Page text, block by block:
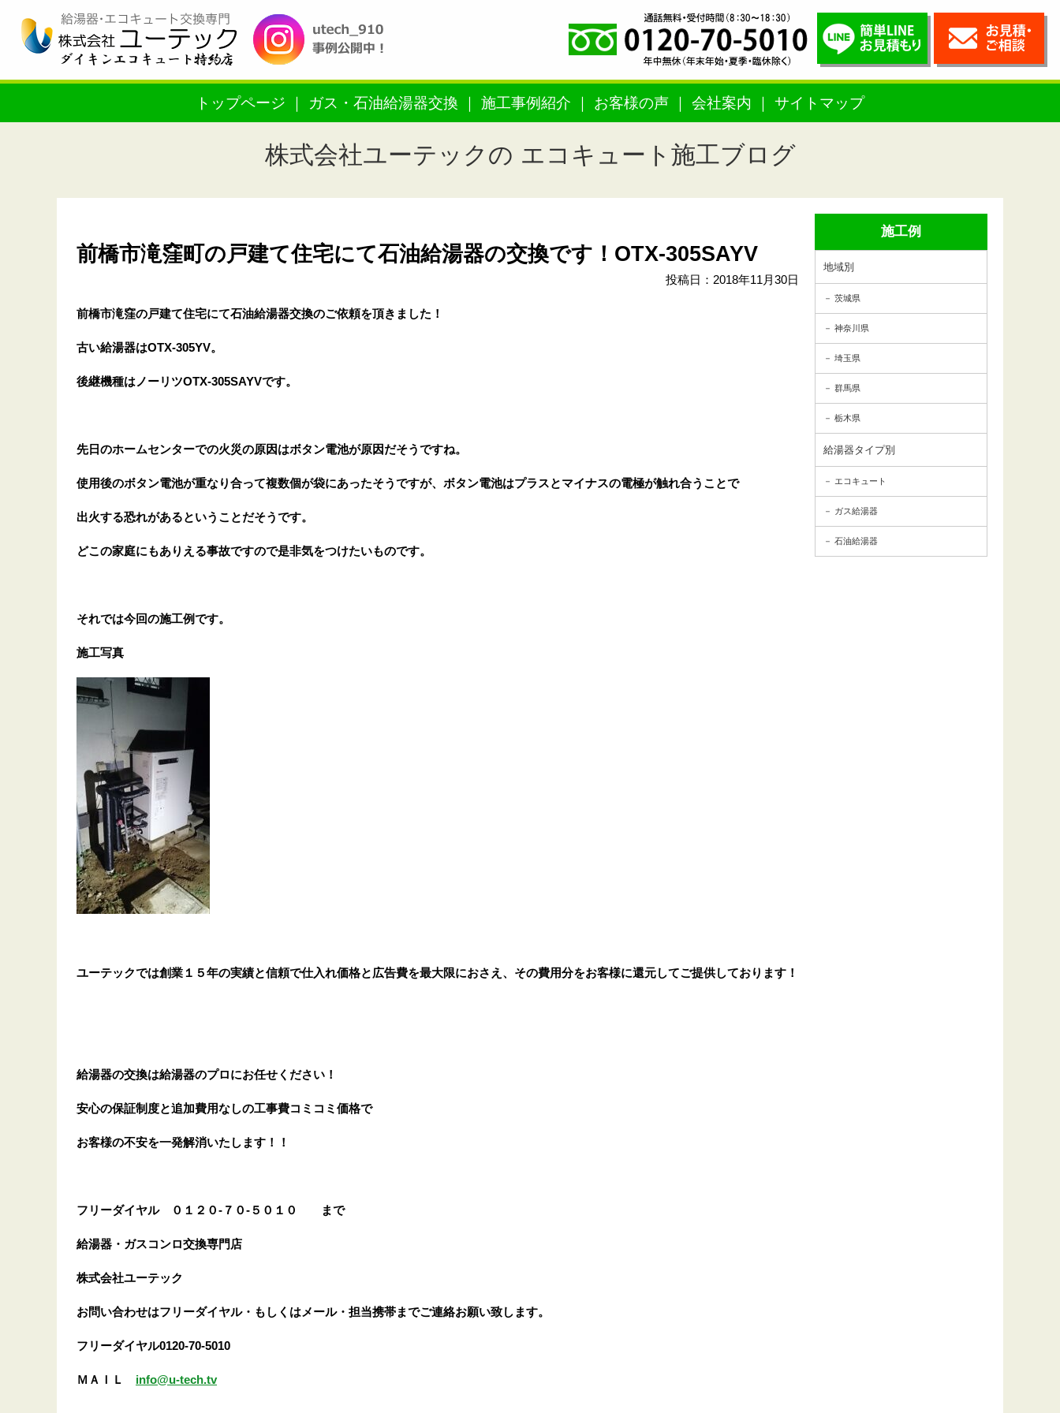
トップページ ガス・石油給湯器交換 施工事例紹介 お客様の声 会社案内 サイトマップ
株式会社ユーテックの エコキュート施工ブログ
施工例
地域別
茨城県
神奈川県
埼玉県
群馬県
栃木県
給湯器タイプ別
エコキュート
ガス給湯器
石油給湯器
前橋市滝窪町の戸建て住宅にて石油給湯器の交換です！OTX-305SAYV
投稿日：2018年11月30日
前橋市滝窪の戸建て住宅にて石油給湯器交換のご依頼を頂きました！
古い給湯器はOTX-305YV。
後継機種はノーリツOTX-305SAYVです。
先日のホームセンターでの火災の原因はボタン電池が原因だそうですね。
使用後のボタン電池が重なり合って複数個が袋にあったそうですが、ボタン電池はプラスとマイナスの電極が触れ合うことで
出火する恐れがあるということだそうです。
どこの家庭にもありえる事故ですので是非気をつけたいものです。
それでは今回の施工例です。
施工写真
ユーテックでは創業１５年の実績と信頼で仕入れ価格と広告費を最大限におさえ、その費用分をお客様に還元してご提供しております！
給湯器の交換は給湯器のプロにお任せください！
安心の保証制度と追加費用なしの工事費コミコミ価格で
お客様の不安を一発解消いたします ！！
フリーダイヤル ０１２０-７０-５０１０ まで
給湯器・ガスコンロ交換専門店
株式会社ユーテック
お問い合わせはフリーダイヤル・もしくはメール・担当携帯までご連絡お願い致します。
フリーダイヤル0120-70-5010
ＭＡＩＬ info@u-tech.tv